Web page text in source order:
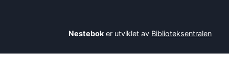
Nestebok er utviklet av Biblioteksentralen